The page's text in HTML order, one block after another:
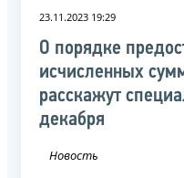
23.11.2023 19:29
О порядке
исчисленных
расскажут
декабря
Новость